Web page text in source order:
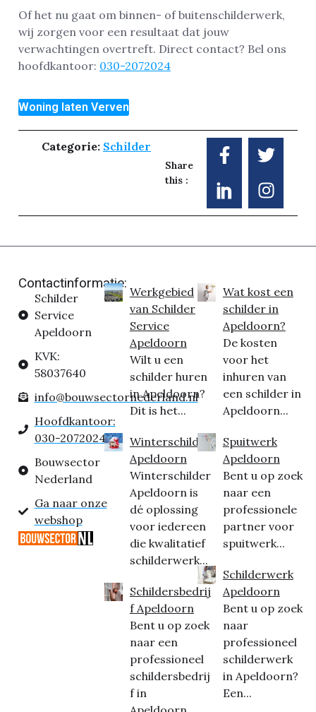
Of het nu gaat om binnen- of buitenschilderwerk,
wij zorgen voor een resultaat dat jouw
verwachtingen overtreft. Direct contact? Bel ons
hoofdkantoor: 030-2072024
Woning laten Verven
Categorie: Schilder
Share
this :
Contactinformatie:
Schilder
Service
Apeldoorn
KVK:
58037640
info@bouwsectornederland.nl
Hoofdkantoor:
030-2072024
Bouwsector
Nederland
Ga naar onze
webshop
Werkgebied
van Schilder
Service
Apeldoorn
Wilt u een
schilder huren
in Apeldoorn?
Dit is het...
Winterschilder
Apeldoorn
Winterschilder
Apeldoorn is
dé oplossing
voor iedereen
die kwalitatief
schilderwerk...
Schildersbedrij
f Apeldoorn
Bent u op zoek
naar een
professioneel
schildersbedrij
f in
Wat kost een
schilder in
Apeldoorn?
De kosten
voor het
inhuren van
een schilder in
Apeldoorn...
Spuitwerk
Apeldoorn
Bent u op zoek
naar een
professionele
partner voor
spuitwerk...
Schilderwerk
Apeldoorn
Bent u op zoek
naar
professioneel
schilderwerk
in Apeldoorn?
Een...